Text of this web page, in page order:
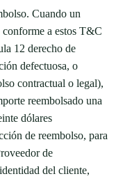
Cuando un
conforme a estos T&C
12 derecho de
defectuosa, o
contractual o legal),
reembolsado una
dólares
de reembolso, para
de
del cliente,